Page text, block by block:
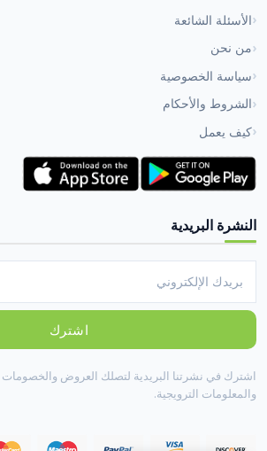
الأسئلة الشائعة
من نحن
سياسة الخصوصية
الشروط والأحكام
كيف يعمل
النشرة البريدية
اشترك
اشترك في نشرتنا البريدية لتصلك العروض والخصومات
والمعلومات الترويجية.